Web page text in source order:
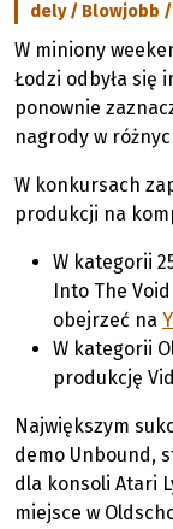
dely / Blowjobb /
W miniony
Łodzi odbyła się
ponownie
nagrody w
W konkursach
produkcji na
W kategorii
Into The
obejrzeć na
W kategorii
produkcję
Największym
demo Unbound,
dla konsoli Atari
miejsce w